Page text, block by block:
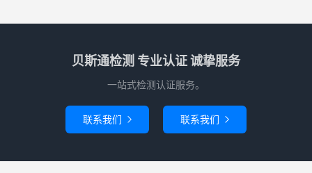
贝斯通检测 专业认证 诚挚服务
一站式检测认证服务。
联系我们  联系我们 